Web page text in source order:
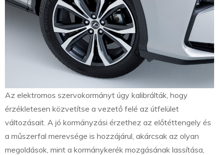
Az elektromos szervokormányt úgy kalibrálták, hogy
érzékletesen közvetítse a vezető felé az útfelület
változásait. A jó kormányzási érzethez az előtéttengely és
a műszerfal merevsége is hozzájárul, akárcsak az olyan
megoldások, mint a kormánykerék mozgásának lassítása,